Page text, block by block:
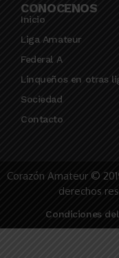
CONOCENOS
Inicio
Liga Amateur
Federal A
Linqueños en otras
Sociedad
Contacto
Corazón Amateur ©
derechos
Condiciones